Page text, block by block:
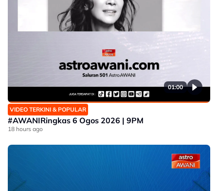
01:00
VIDEO TERKINI & POPULAR
#AWANIRingkas 6 Ogos 2026 | 9PM
18 hours ago